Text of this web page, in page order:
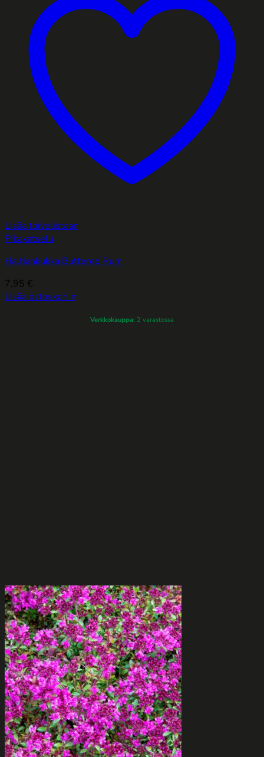
Lisää toivelistaan
Pikakatselu
Haltiankukka Buttered Rum
7,95 €
Lisää ostoskoriin
Verkkokauppa: 2 varastossa